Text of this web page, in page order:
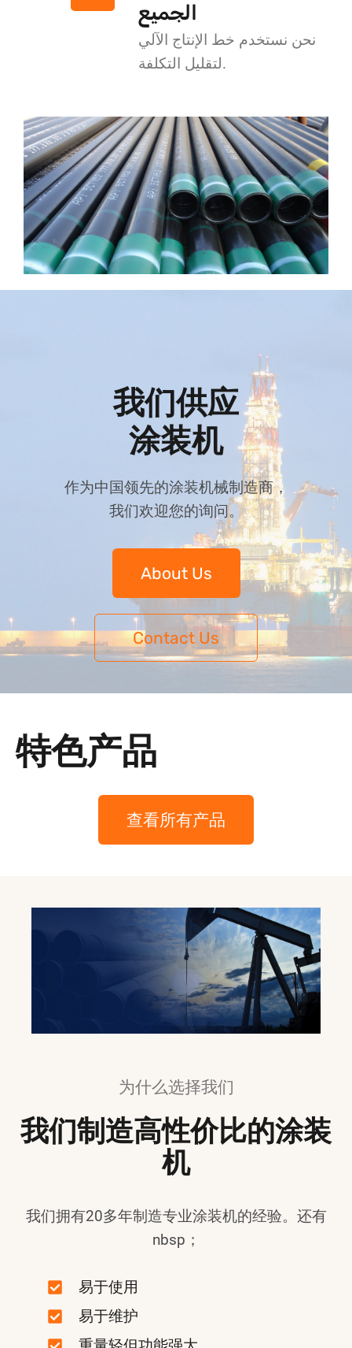
الجميع
نحن نستخدم خط الإنتاج الآلي
لتقليل التكلفة.
我们供应
涂装机
作为中国领先的涂装机械制造商，
我们欢迎您的询问。
About Us
Contact Us
特色产品
查看所有产品
为什么选择我们
我们制造高性价比的涂装
机
我们拥有20多年制造专业涂装机的经验。还有
nbsp；
易于使用
易于维护